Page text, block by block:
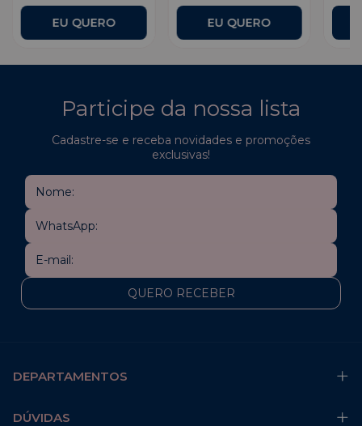
Participe da nossa lista
Cadastre-se e receba novidades e promoções
exclusivas!
DEPARTAMENTOS
DÚVIDAS